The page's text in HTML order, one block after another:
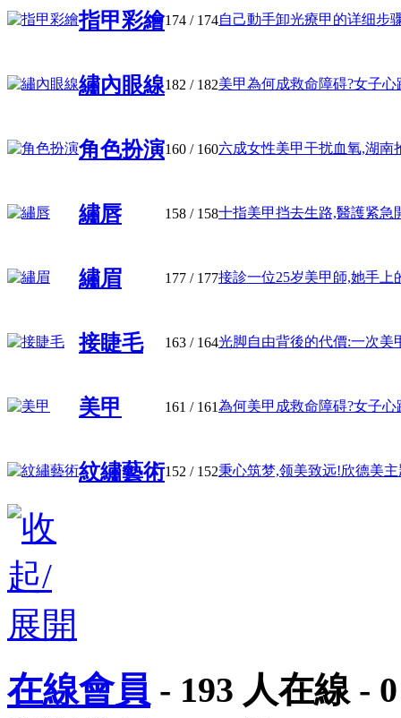
指甲彩繪174 / 174自己動手卸光療甲的详细步
繡內眼線182 / 182美甲為何成救命障碍?女子心
角色扮演160 / 160六成女性美甲干扰血氧,湖南
繡唇 158 / 158十指美甲挡去生路,醫護紧急
繡眉 177 / 177接診一位25岁美甲師,她手上
接睫毛 163 / 164光脚自由背後的代價:一次美
美甲 161 / 161為何美甲成救命障碍?女子心
紋繡藝術152 / 152秉心筑梦,领美致远!欣德美主
在線會員 - 193 人在線 - 0